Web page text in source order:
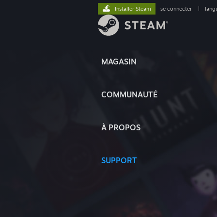
MAGASIN
COMMUNAUTÉ
À PROPOS
SUPPORT
Installer Steam se connecter